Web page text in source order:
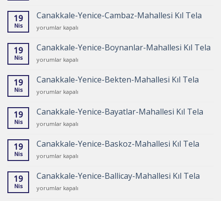
Cakir-
Mahallesi
Kıl
için
19
Nis
Canakkale-Yenice-Cambaz-Mahallesi Kıl Tela
Canakkale-
Cambaz-
Mahallesi
Kıl
için
yorumlar kapalı
19
Nis
Canakkale-Yenice-Boynanlar-Mahallesi Kıl Tela
Canakkale-
Boynanlar-
Mahallesi
Kıl
için
yorumlar kapalı
19
Nis
Canakkale-Yenice-Bekten-Mahallesi Kıl Tela
Canakkale-
Bekten-
Mahallesi
Kıl
için
yorumlar kapalı
19
Nis
Canakkale-Yenice-Bayatlar-Mahallesi Kıl Tela
Canakkale-
Bayatlar-
Mahallesi
Kıl
için
yorumlar kapalı
19
Nis
Canakkale-Yenice-Baskoz-Mahallesi Kıl Tela
Canakkale-
Baskoz-
Mahallesi
Kıl
yorumlar kapalı
19
Nis
Canakkale-Yenice-Ballicay-Mahallesi Kıl Tela
Canakkale-
yorumlar kapalı